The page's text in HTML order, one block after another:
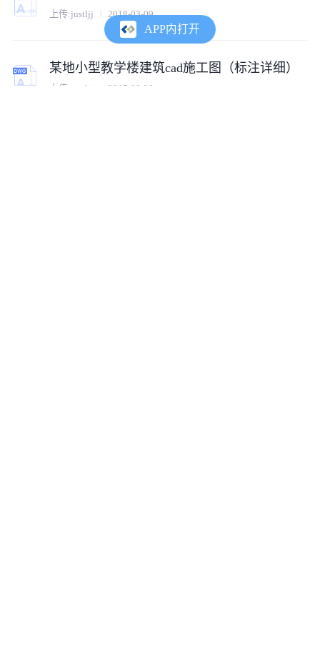
上传:justljj 2018-03-09
某地小型教学楼建筑cad施工图（标注详细）
上传: justljj 2017-09-20
APP内打开